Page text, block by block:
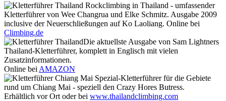
Rockclimbing in Thailand - umfassender
Kletterführer von Wee Changrua und Elke Schmitz. Ausgabe 2009
inclusive der Neuerschließungen auf Ko Laoliang. Online bei
Climbing.de
Die aktuellste Ausgabe von Sam Lightners
Thailand-Kletterführer, komplett in Englisch mit vielen
Zusatzinformationen.
Online bei AMAZON
Spezial-Kletterführer für die Gebiete
rund um Chiang Mai - speziell den Crazy Hores Butress.
Erhältlich vor Ort oder bei www.thailandclimbing.com